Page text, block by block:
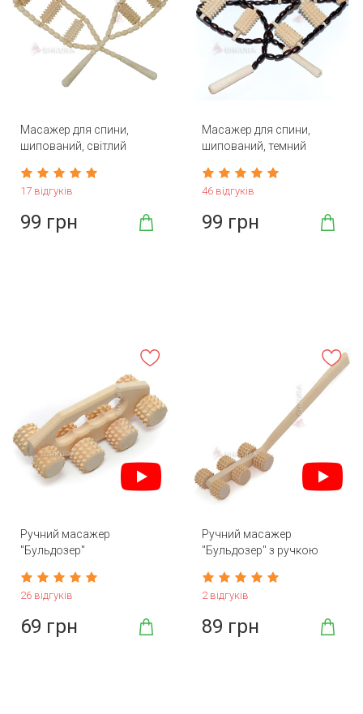
Масажер для спини,
шипований, світлий
17 відгуків
99 грн
Масажер для спини,
шипований, темний
46 відгуків
99 грн
Ручний масажер
"Бульдозер"
26 відгуків
69 грн
Ручний масажер
"Бульдозер" з ручкою
2 відгуків
89 грн